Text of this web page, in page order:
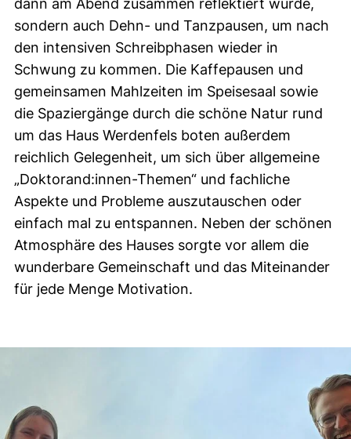
dann am Abend zusammen reflektiert wurde,
sondern auch Dehn- und Tanzpausen, um nach
den intensiven Schreibphasen wieder in
Schwung zu kommen. Die Kaffepausen und
gemeinsamen Mahlzeiten im Speisesaal sowie
die Spaziergänge durch die schöne Natur rund
um das Haus Werdenfels boten außerdem
reichlich Gelegenheit, um sich über allgemeine
„Doktorand:innen-Themen“ und fachliche
Aspekte und Probleme auszutauschen oder
einfach mal zu entspannen. Neben der schönen
Atmosphäre des Hauses sorgte vor allem die
wunderbare Gemeinschaft und das Miteinander
für jede Menge Motivation.